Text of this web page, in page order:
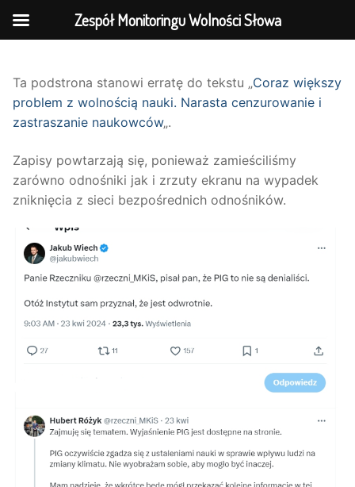
treści
Ta podstrona stanowi erratę do tekstu „Coraz większy
problem z wolnością nauki. Narasta cenzurowanie i
zastraszanie naukowców„.
Zapisy powtarzają się, ponieważ zamieściliśmy
zarówno odnośniki jak i zrzuty ekranu na wypadek
zniknięcia z sieci bezpośrednich odnośników.
Zespół Monitoringu Wolności Słowa